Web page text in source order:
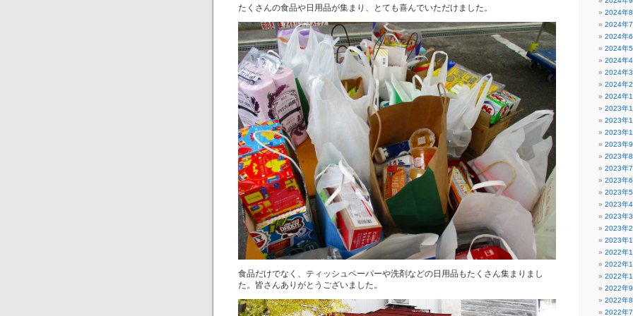
たくさんの食品や日用品が集まり、とても喜んでいただけました。
食品だけでなく、ティッシュペーパーや洗剤などの日用品もたくさん集まりまし
た。皆さんありがとうございました。
2024年8
2024年7
2024年6
2024年5
2024年4
2024年3
2024年2
2024年1
2023年
2023年
2023年
2023年9
2023年8
2023年7
2023年6
2023年5
2023年4
2023年3
2023年2
2023年1
2022年
2022年
2022年
2022年9
2022年8
2022年7